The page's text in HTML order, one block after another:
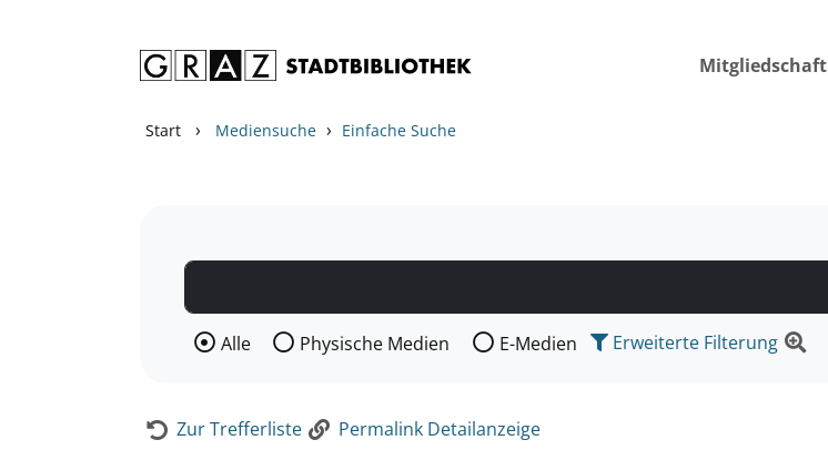
Mitgliedschaft
Start › Mediensuche › Einfache Suche
Wählen Sie die Medienart nach der Sie suchen wollen.
Alle Physische Medien E-Medien Erweiterte Filterung
Zur Trefferliste Permalink Detailanzeige